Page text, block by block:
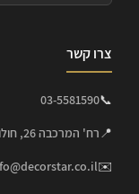
צרו קשר
📞
03-5581590
📍רח' המרכבה 26, חולון
✉️